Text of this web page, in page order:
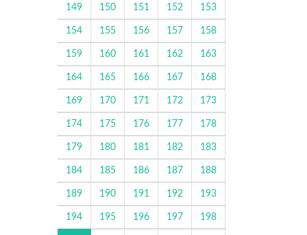
149 150 151 152 153
154 155 156 157 158
159 160 161 162 163
164 165 166 167 168
169 170 171 172 173
174 175 176 177 178
179 180 181 182 183
184 185 186 187 188
189 190 191 192 193
194 195 196 197 198